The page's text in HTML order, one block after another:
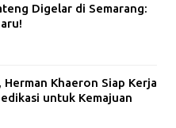
Digelar di Semarang:
Khaeron Siap Kerja
untuk Kemajuan